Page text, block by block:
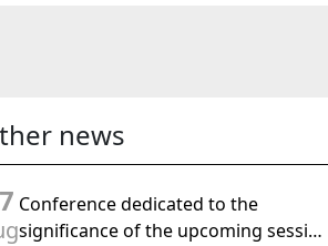
news
Conference dedicated to the
significance of the upcoming session